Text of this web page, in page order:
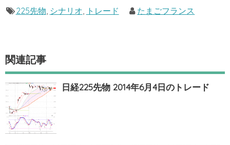
225先物 シナリオ トレード たまごフランス
関連記事
日経225先物 2014年6月4日のトレード